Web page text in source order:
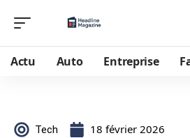
Actu Auto Entreprise
Tech 18 février 2026